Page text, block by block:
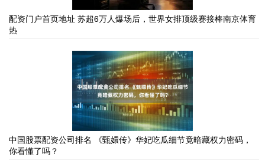
配资门户首页地址 苏超6万人爆场后，世界女排顶级赛接棒南京体育
热
中国股票配资公司排名 《甄嬛传》华妃吃瓜细节竟暗藏权力密码，
你看懂了吗？